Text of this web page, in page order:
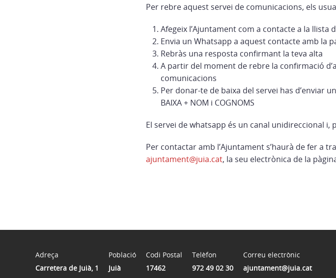
Per rebre aquest servei de comunicacions, els
Afegeix l’Ajuntament com a contacte a la
Envia un Whatsapp a aquest contacte amb la
Rebràs una resposta confirmant la teva alta
A partir del moment de rebre la confirmació
comunicacions
Per donar-te de baixa del servei has d’enviar
BAIXA + NOM i COGNOMS
El servei de whatsapp és un canal unidireccional
Per contactar amb l’Ajuntament s’haurà de fer a
ajuntament@juia.cat, la seu electrònica de la
Adreça
Carretera de Juià, 1
Població
Juià
Codi Postal
17462
Telèfon
972 49 02 30
Correu electrònic
ajuntament@juia.cat